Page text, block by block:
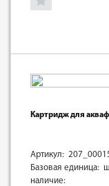
Картридж для
Артикул:
Базовая единица:
наличие: